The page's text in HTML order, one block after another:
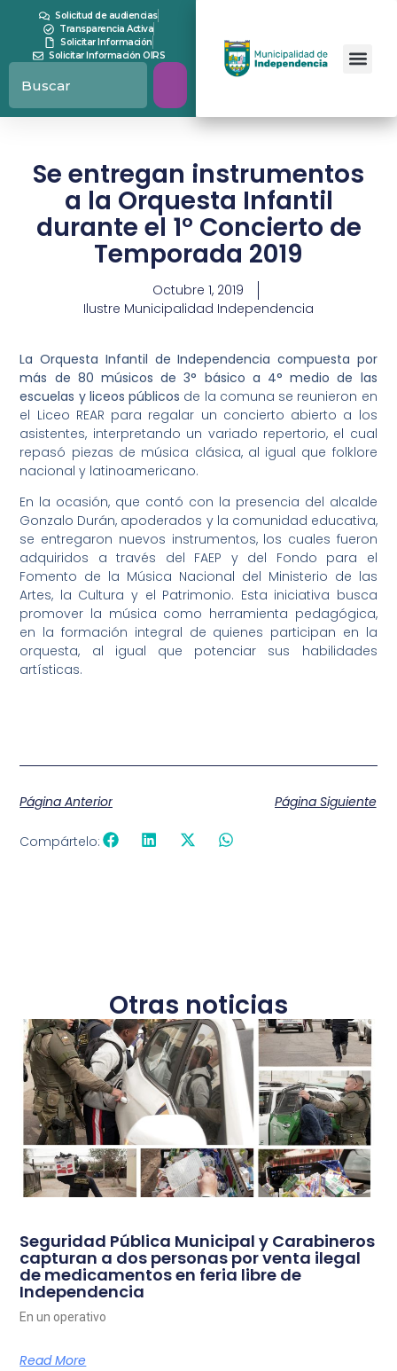
Solicitud de audiencias
Transparencia Activa
Solicitar Información
Solicitar Información OIRS
Se entregan instrumentos
a la Orquesta Infantil
durante el 1° Concierto de
Temporada 2019
Octubre 1, 2019
Ilustre Municipalidad Independencia
La Orquesta Infantil de Independencia compuesta por
más de 80 músicos de 3° básico a 4° medio de las
escuelas y liceos públicos de la comuna se reunieron en
el Liceo REAR para regalar un concierto abierto a los
asistentes, interpretando un variado repertorio, el cual
repasó piezas de música clásica, al igual que folklore
nacional y latinoamericano.
En la ocasión, que contó con la presencia del alcalde
Gonzalo Durán, apoderados y la comunidad educativa,
se entregaron nuevos instrumentos, los cuales fueron
adquiridos a través del FAEP y del Fondo para el
Fomento de la Música Nacional del Ministerio de las
Artes, la Cultura y el Patrimonio. Esta iniciativa busca
promover la música como herramienta pedagógica,
en la formación integral de quienes participan en la
orquesta, al igual que potenciar sus habilidades
artísticas.
Página Anterior Página Siguiente
Compártelo:
Otras noticias
Seguridad Pública Municipal y Carabineros
capturan a dos personas por venta ilegal
de medicamentos en feria libre de
Independencia
En un operativo
Read More